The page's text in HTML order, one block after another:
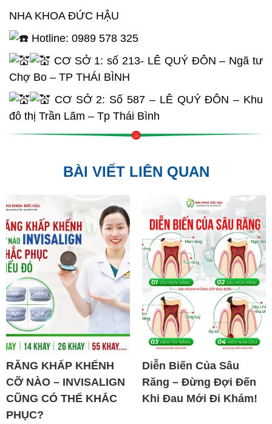
NHA KHOA ĐỨC HẬU
Hotline: 0989 578 325
CƠ SỞ 1: số 213- LÊ QUÝ ĐÔN – Ngã tư
Chợ Bo – TP THÁI BÌNH
CƠ SỞ 2: Số 587 – LÊ QUÝ ĐÔN – Khu
đô thị Trần Lãm – Tp Thái Bình
BÀI VIẾT LIÊN QUAN
RĂNG KHẤP KHỂNH
CỠ NÀO – INVISALIGN
CŨNG CÓ THỂ KHẮC
PHỤC?
Diễn Biến Của Sâu
Răng – Đừng Đợi Đến
Khi Đau Mới Đi Khám!